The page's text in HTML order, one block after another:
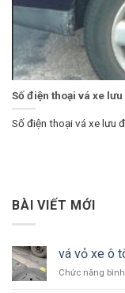
Số điện thoại vá xe
Số điện thoại vá xe lưu
BÀI VIẾT MỚI
vá vỏ xe ô
Chức năng